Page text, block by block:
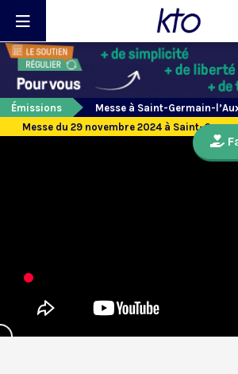
Émissions
Messe à Saint-Germain-
Messe du 29 novembre 2024 à Saint-